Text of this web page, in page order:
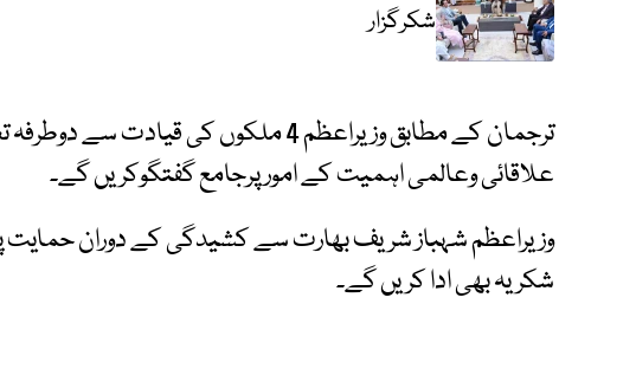
شکرگزار
ترجمان کے مطابق وزیراعظم 4 ملکوں کی
علاقائی وعالمی اہمیت کے امورپرجامع گفتگوکریں گے۔
وزیراعظم شہباز شریف بھارت سے کشیدگی کے دوران حمایت
شکریہ بھی ادا کریں گے۔